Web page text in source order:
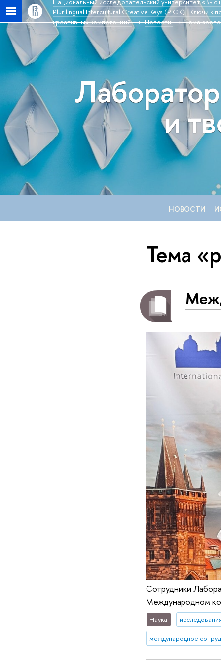
Plurilingual Intercultural Creative Keys (PICK) | Ключи к
креативных компетенций
Новости Тема
и
НОВОСТИ
Тема
Сотрудники
Международном
Наука
международное